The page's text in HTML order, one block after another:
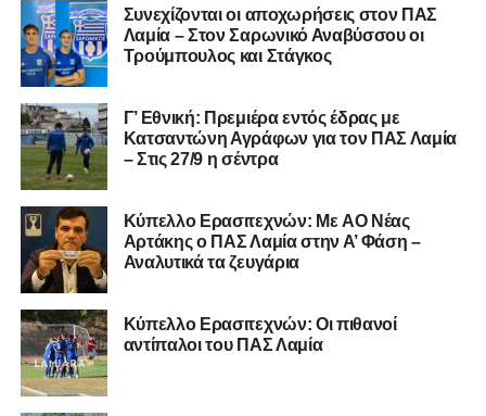
Συνεχίζονται οι αποχωρήσεις στον ΠΑΣ
Λαμία – Στον Σαρωνικό Αναβύσσου οι
Τρούμπουλος και Στάγκος
Γ’ Εθνική: Πρεμιέρα εντός έδρας με
Κατσαντώνη Αγράφων για τον ΠΑΣ Λαμία
– Στις 27/9 η σέντρα
Kύπελλο Ερασιτεχνών: Με AO Nέας
Αρτάκης ο ΠΑΣ Λαμία στην Α’ Φάση –
Αναλυτικά τα ζευγάρια
Κύπελλο Ερασιτεχνών: Οι πιθανοί
αντίπαλοι του ΠΑΣ Λαμία